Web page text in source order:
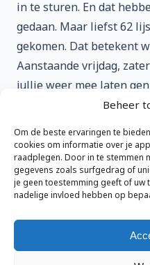
Beheer
Om de beste ervaringen te
cookies om informatie over je
raadplegen. Door in te stemmen
gegevens zoals surfgedrag of
je geen toestemming geeft of uw
nadelige invloed hebben op
in te sturen. En dat
gedaan. Maar liefst 62
gekomen. Dat betekent
Aanstaande vrijdag,
jullie weer mee laten
Verrukkelijke500. Als je
gaat (of al bent) zijn er
aandacht trekken en die
In ieder geval het wordt
is weer een grote varia